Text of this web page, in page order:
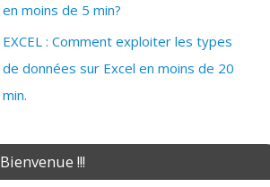
en moins de 5 min?
EXCEL : Comment exploiter les types
de données sur Excel en moins de 20
min.
Bienvenue !!!